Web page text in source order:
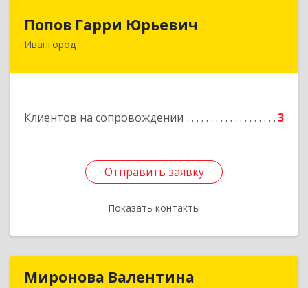
Попов Гарри Юрьевич
Ивангород
Клиентов на сопровождении 3
Отправить заявку
Показать контакты
Отправить заявку
Назад
Миронова ВалентинаМиронова Валентина